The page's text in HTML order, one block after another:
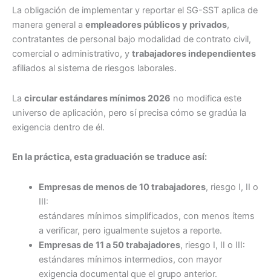
La obligación de implementar y reportar el SG-SST aplica de
manera general a empleadores públicos y privados,
contratantes de personal bajo modalidad de contrato civil,
comercial o administrativo, y trabajadores independientes
afiliados al sistema de riesgos laborales.
La circular estándares mínimos 2026 no modifica este
universo de aplicación, pero sí precisa cómo se gradúa la
exigencia dentro de él.
En la práctica, esta graduación se traduce así:
Empresas de menos de 10 trabajadores, riesgo I, II o
III:
estándares mínimos simplificados, con menos ítems
a verificar, pero igualmente sujetos a reporte.
Empresas de 11 a 50 trabajadores, riesgo I, II o III:
estándares mínimos intermedios, con mayor
exigencia documental que el grupo anterior.